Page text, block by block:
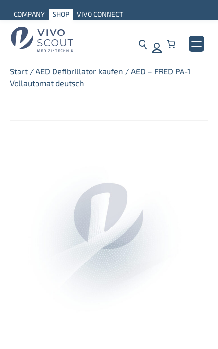
Inhalt
springen
COMPANY SHOP VIVO CONNECT
Start / AED Defibrillator kaufen / AED – FRED PA-1
Vollautomat deutsch